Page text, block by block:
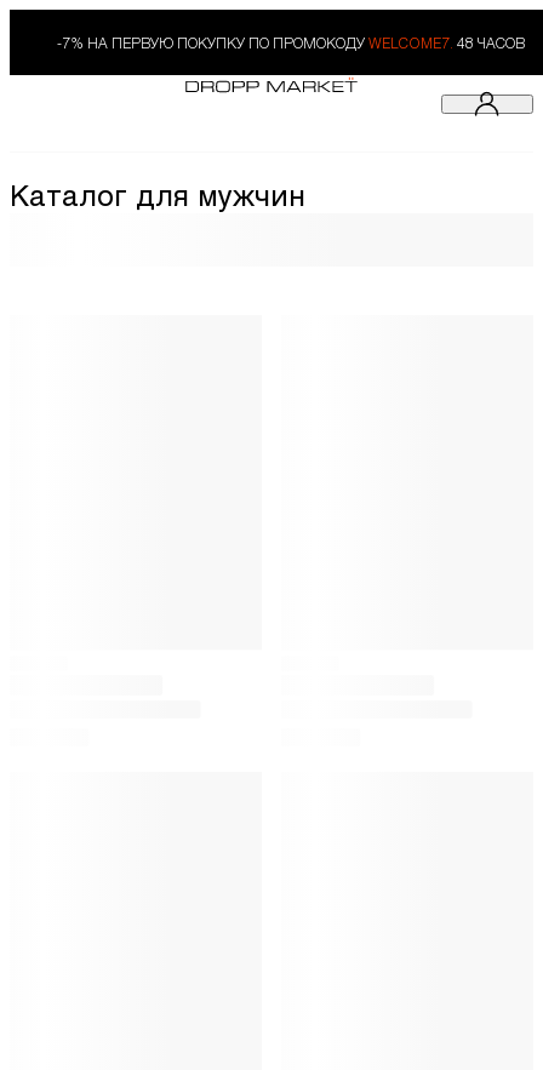
-7% НА ПЕРВУЮ ПОКУПКУ ПО ПРОМОКОДУ WELCOME7. 48 ЧАСОВ
Каталог для мужчин